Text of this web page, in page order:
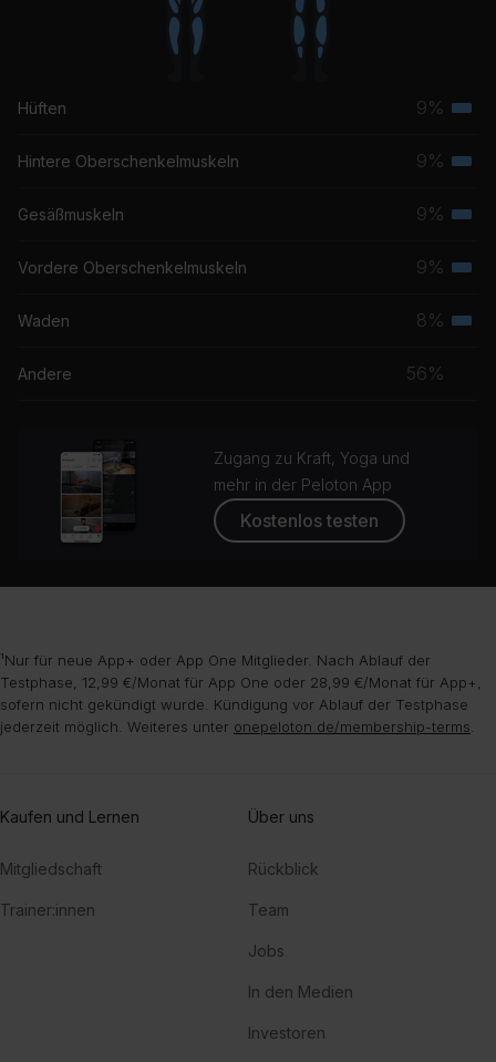
Hüften 9%
Hintere Oberschenkelmuskeln 9%
Gesäßmuskeln 9%
Vordere Oberschenkelmuskeln 9%
Waden 8%
Andere 56%
Zugang zu Kraft, Yoga und
mehr in der Peloton App
Kostenlos testen
¹Nur für neue App+ oder App One Mitglieder. Nach Ablauf der
Testphase, 12,99 €/Monat für App One oder 28,99 €/Monat für App+,
sofern nicht gekündigt wurde. Kündigung vor Ablauf der Testphase
jederzeit möglich. Weiteres unter onepeloton.de/membership-terms
Kaufen und Lernen
Mitgliedschaft
Trainer:innen
Über uns
Rückblick
Team
Jobs
In den Medien
Investoren